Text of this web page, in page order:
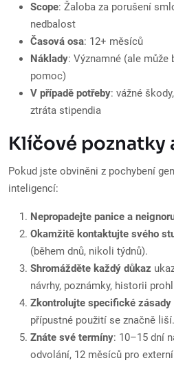
Scope: Žaloba za porušení
nedbalost
Časová osa: 12+ měsíců
Náklady: Významné (ale
pomoc)
V případě potřeby: vážné
ztráta stipendia
Klíčové poznatky
Pokud jste obviněni z pochybení
inteligencí:
Nepropadejte panice a
Okamžitě kontaktujte svého
(během dnů, nikoli týdnů).
Shromážděte každý důkaz
návrhy, poznámky, historii
Zkontrolujte specifické
přípustné použití se značně liší.
Znáte své termíny: 10–15 dní
odvolání, 12 měsíců pro